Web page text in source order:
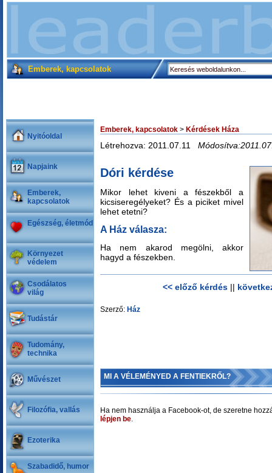
Emberek, kapcsolatok
Nyitóoldal
Napjaink
Emberek,
kapcsolatok
Egészség, életmód
Környezet
védelem
Csodálatos
világ
Tudástár
Tudomány,
technika
Művészet
Filozófia, vallás
Ezoterika
Szabadidő, humor
Emberek, kapcsolatok > Kérdések Háza
Létrehozva: 2011.07.11
Dóri kérdése
Mikor lehet kiveni a fészekből a
kicsiseregélyeket? És a piciket mivel
lehet etetni?
A Ház válasza:
Ha nem akarod megölni, akkor
hagyd a fészekben.
<< előző kérdés||
Szerző: Ház
MI A VÉLEMÉNYED A FENTIEKRŐL?
Ha nem használja a Facebook-ot, de szeretne
lépjen be.